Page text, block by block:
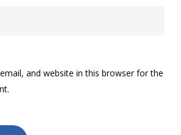
and website in this browser for the